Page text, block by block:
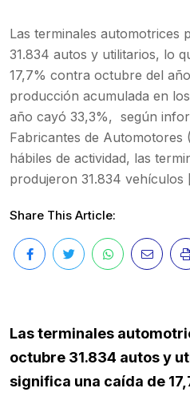
Las terminales automotrices
31.834 autos y utilitarios, lo
17,7% contra octubre del
producción acumulada en
año cayó 33,3%, según
Fabricantes de Automotores
hábiles de actividad, las
produjeron 31.834 vehículos
Share This Article:
Las terminales
octubre 31.834 autos y
significa una caída de